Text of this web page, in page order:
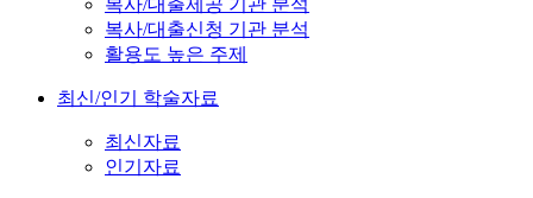
복사/대출제공 기관 분석
복사/대출신청 기관 분석
활용도 높은 주제
최신/인기 학술자료
최신자료
인기자료